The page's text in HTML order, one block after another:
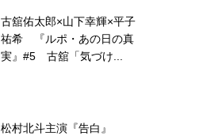
古舘佑太郎×山下幸輝×平子
祐希 『ルポ・あの日の真
実』#5 古舘「気づけ...
松村北斗主演『告白』